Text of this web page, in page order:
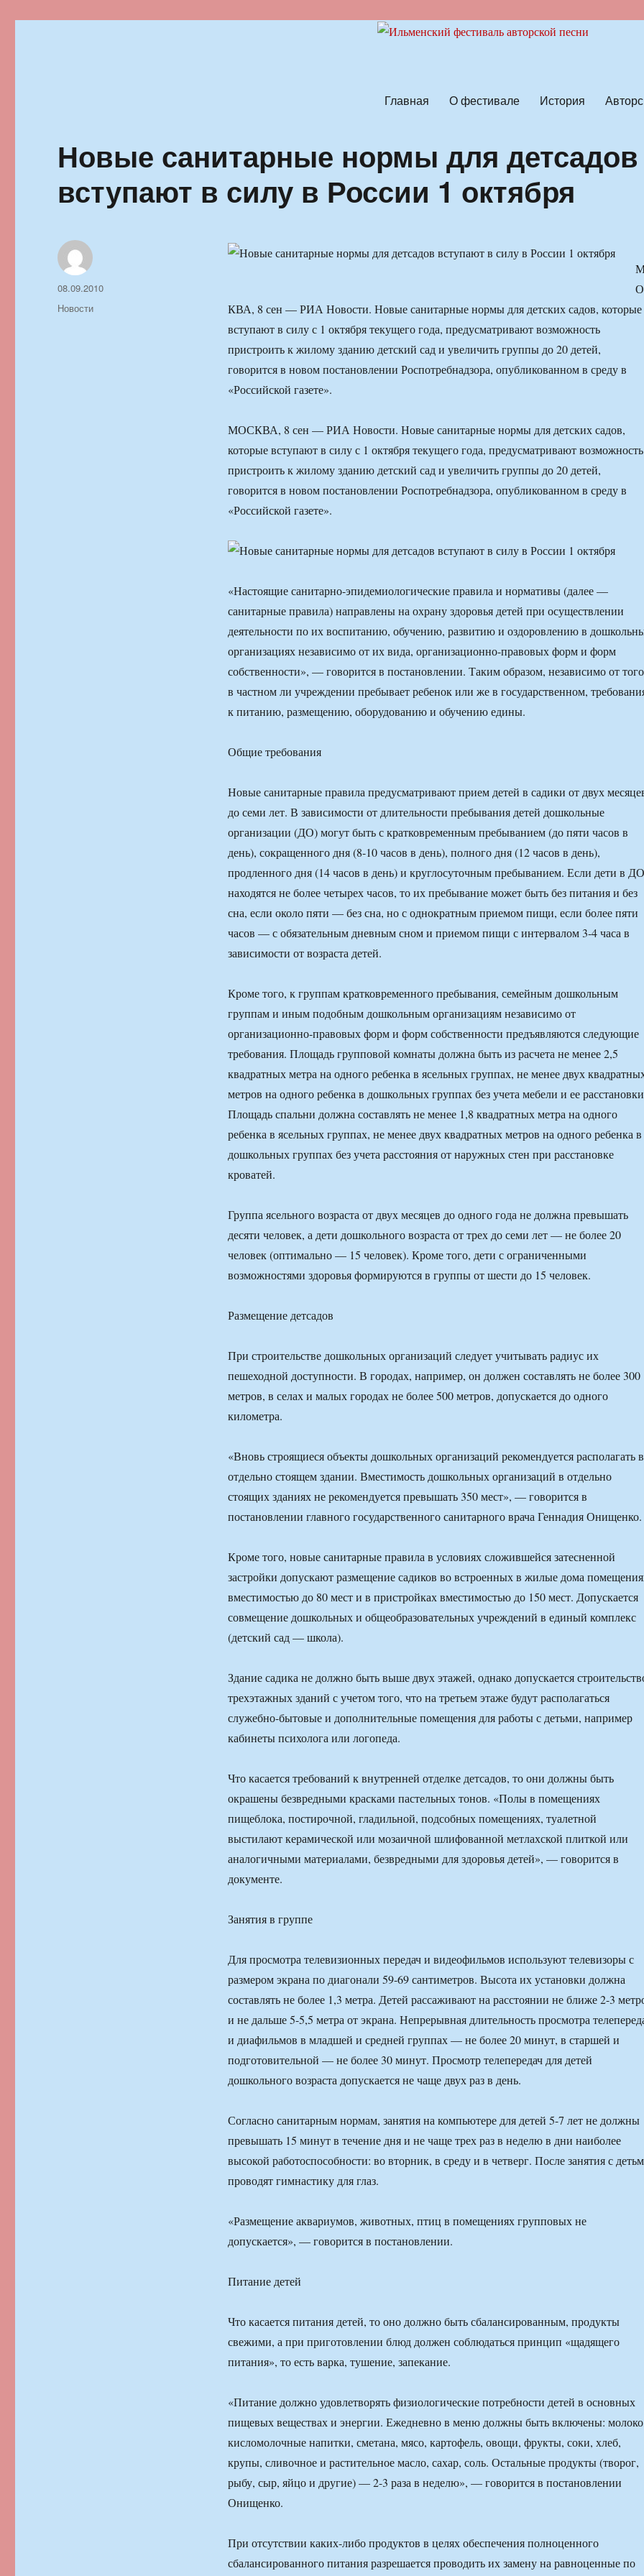
Главная О фестивале История
Новые санитарные нормы для детсадов
вступают в силу в России 1 октября
КВА, 8 сен — РИА Новости. Новые санитарные нормы для детских садов, которые
вступают в силу с 1 октября текущего года, предусматривают возможность
пристроить к жилому зданию детский сад и увеличить группы до 20 детей,
говорится в новом постановлении Роспотребнадзора, опубликованном в среду в
«Российской газете».
МОСКВА, 8 сен — РИА Новости. Новые санитарные нормы для детских садов,
которые вступают в силу с 1 октября текущего года, предусматривают возможность
пристроить к жилому зданию детский сад и увеличить группы до 20 детей,
говорится в новом постановлении Роспотребнадзора, опубликованном в среду в
«Российской газете».
«Настоящие санитарно-эпидемиологические правила и нормативы (далее —
санитарные правила) направлены на охрану здоровья детей при осуществлении
деятельности по их воспитанию, обучению, развитию и оздоровлению в
организациях независимо от их вида, организационно-правовых форм и форм
собственности», — говорится в постановлении. Таким образом, независимо от
в частном ли учреждении пребывает ребенок или же в государственном,
к питанию, размещению, оборудованию и обучению едины.
Общие требования
Новые санитарные правила предусматривают прием детей в садики от двух
до семи лет. В зависимости от длительности пребывания детей дошкольные
организации (ДО) могут быть с кратковременным пребыванием (до пяти часов в
день), сокращенного дня (8-10 часов в день), полного дня (12 часов в день),
продленного дня (14 часов в день) и круглосуточным пребыванием. Если дети в ДО
находятся не более четырех часов, то их пребывание может быть без питания и без
сна, если около пяти — без сна, но с однократным приемом пищи, если более пяти
часов — с обязательным дневным сном и приемом пищи с интервалом 3-4 часа в
зависимости от возраста детей.
Кроме того, к группам кратковременного пребывания, семейным дошкольным
группам и иным подобным дошкольным организациям независимо от
организационно-правовых форм и форм собственности предъявляются следующие
требования. Площадь групповой комнаты должна быть из расчета не менее 2,5
квадратных метра на одного ребенка в ясельных группах, не менее двух
метров на одного ребенка в дошкольных группах без учета мебели и ее
Площадь спальни должна составлять не менее 1,8 квадратных метра на одного
ребенка в ясельных группах, не менее двух квадратных метров на одного ребенка в
дошкольных группах без учета расстояния от наружных стен при расстановке
кроватей.
Группа ясельного возраста от двух месяцев до одного года не должна превышать
десяти человек, а дети дошкольного возраста от трех до семи лет — не более 20
человек (оптимально — 15 человек). Кроме того, дети с ограниченными
возможностями здоровья формируются в группы от шести до 15 человек.
Размещение детсадов
При строительстве дошкольных организаций следует учитывать радиус их
пешеходной доступности. В городах, например, он должен составлять не более 300
метров, в селах и малых городах не более 500 метров, допускается до одного
километра.
«Вновь строящиеся объекты дошкольных организаций рекомендуется располагать в
отдельно стоящем здании. Вместимость дошкольных организаций в отдельно
стоящих зданиях не рекомендуется превышать 350 мест», — говорится в
постановлении главного государственного санитарного врача Геннадия Онищенко.
Кроме того, новые санитарные правила в условиях сложившейся затесненной
застройки допускают размещение садиков во встроенных в жилые дома
вместимостью до 80 мест и в пристройках вместимостью до 150 мест. Допускается
совмещение дошкольных и общеобразовательных учреждений в единый комплекс
(детский сад — школа).
Здание садика не должно быть выше двух этажей, однако допускается
трехэтажных зданий с учетом того, что на третьем этаже будут располагаться
служебно-бытовые и дополнительные помещения для работы с детьми, например
кабинеты психолога или логопеда.
Что касается требований к внутренней отделке детсадов, то они должны быть
окрашены безвредными красками пастельных тонов. «Полы в помещениях
пищеблока, постирочной, гладильной, подсобных помещениях, туалетной
выстилают керамической или мозаичной шлифованной метлахской плиткой или
аналогичными материалами, безвредными для здоровья детей», — говорится в
документе.
Занятия в группе
Для просмотра телевизионных передач и видеофильмов используют телевизоры с
размером экрана по диагонали 59-69 сантиметров. Высота их установки должна
составлять не более 1,3 метра. Детей рассаживают на расстоянии не ближе 2-3
и не дальше 5-5,5 метра от экрана. Непрерывная длительность просмотра
и диафильмов в младшей и средней группах — не более 20 минут, в старшей и
подготовительной — не более 30 минут. Просмотр телепередач для детей
дошкольного возраста допускается не чаще двух раз в день.
Согласно санитарным нормам, занятия на компьютере для детей 5-7 лет не должны
превышать 15 минут в течение дня и не чаще трех раз в неделю в дни наиболее
высокой работоспособности: во вторник, в среду и в четверг. После занятия с
проводят гимнастику для глаз.
«Размещение аквариумов, животных, птиц в помещениях групповых не
допускается», — говорится в постановлении.
Питание детей
Что касается питания детей, то оно должно быть сбалансированным, продукты
свежими, а при приготовлении блюд должен соблюдаться принцип «щадящего
питания», то есть варка, тушение, запекание.
«Питание должно удовлетворять физиологические потребности детей в основных
пищевых веществах и энергии. Ежедневно в меню должны быть включены:
кисломолочные напитки, сметана, мясо, картофель, овощи, фрукты, соки, хлеб,
крупы, сливочное и растительное масло, сахар, соль. Остальные продукты (творог,
рыбу, сыр, яйцо и другие) — 2-3 раза в неделю», — говорится в постановлении
Онищенко.
При отсутствии каких-либо продуктов в целях обеспечения полноценного
сбалансированного питания разрешается проводить их замену на равноценные по
Автор
Опубликовано
08.09.2010
Рубрики
Новости